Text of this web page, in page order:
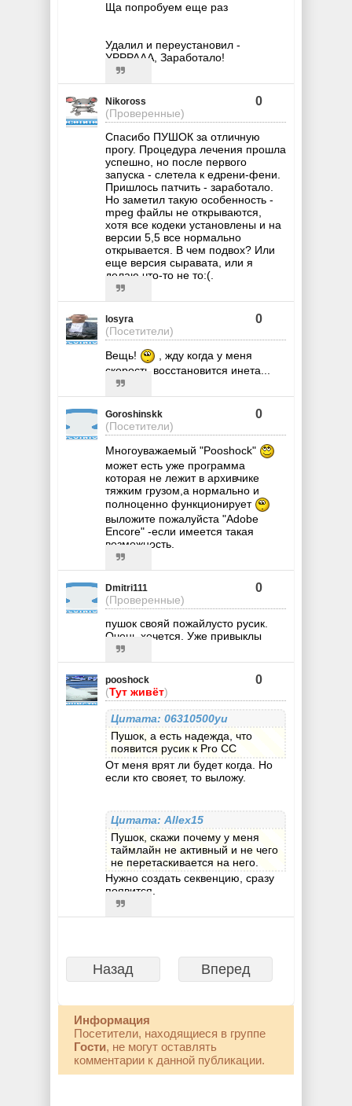
Ща попробуем еще раз
Удалил и переустановил -
УРРРААА, Заработало!
Nikoross
(Проверенные)
0
Спасибо ПУШОК за отличную
прогу. Процедура лечения прошла
успешно, но после первого
запуска - слетела к едрени-фени.
Пришлось патчить - заработало.
Но заметил такую особенность -
mpeg файлы не открываются,
хотя все кодеки установлены и на
версии 5,5 все нормально
открывается. В чем подвох? Или
еще версия сыравата, или я
делаю что-то не то:(.
losyra
(Посетители)
0
Вещь!
, жду когда у меня
скорость восстановится инета...
Goroshinskk
(Посетители)
0
Многоуважаемый "Pooshock"
может есть уже программа
которая не лежит в архивчике
тяжким грузом,а нормально и
полноценно функционирует
выложите пожалуйста "Adobe
Encore" -если имеется такая
возможность.
Dmitri111
(Проверенные)
0
пушок свояй пожайлусто русик.
Очень хочется. Уже привыклы
pooshock
(Тут живёт)
0
Цитата: 06310500yu
Пушок, а есть надежда, что
появится русик к Pro CC
От меня врят ли будет когда. Но
если кто свояет, то выложу.
Цитата: Allex15
Пушок, скажи почему у меня
таймлайн не активный и не чего
не перетаскивается на него.
Нужно создать секвенцию, сразу
появится.
Назад Вперед
Информация
Посетители, находящиеся в группе
Гости, не могут оставлять
комментарии к данной публикации.